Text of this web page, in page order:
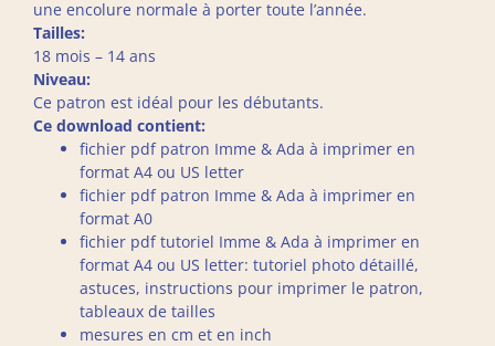
une encolure normale à porter toute l’année.
Tailles:
18 mois – 14 ans
Niveau:
Ce patron est idéal pour les débutants.
Ce download contient:
fichier pdf patron Imme & Ada à imprimer en
format A4 ou US letter
fichier pdf patron Imme & Ada à imprimer en
format A0
fichier pdf tutoriel Imme & Ada à imprimer en
format A4 ou US letter: tutoriel photo détaillé,
astuces, instructions pour imprimer le patron,
tableaux de tailles
mesures en cm et en inch